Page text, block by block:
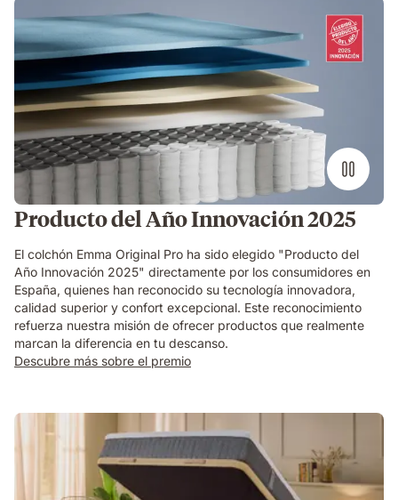
Producto del Año Innovación 2025
El colchón Emma Original Pro ha sido elegido "Producto del
Año Innovación 2025" directamente por los consumidores en
España, quienes han reconocido su tecnología innovadora,
calidad superior y confort excepcional. Este reconocimiento
refuerza nuestra misión de ofrecer productos que realmente
marcan la diferencia en tu descanso.​
Descubre más sobre el premio